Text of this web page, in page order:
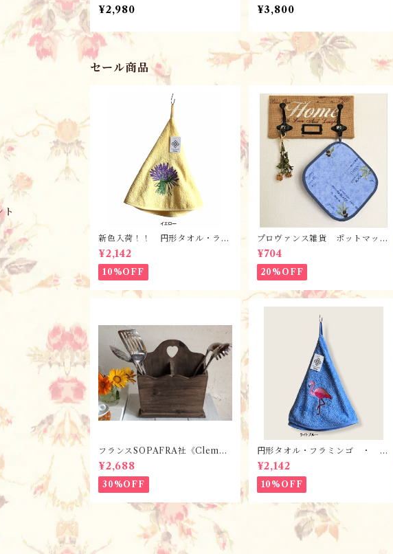
r Angélique バッグチャー
ム・キーホルダー・パワース
トーン／妖精VIEUX ROS
E・ANG23-PC004
¥2,980
Angélique バッグチャー
ム・キーホルダー ／LUMI
O-ANG02
¥3,800
セール商品
新色入荷！！ 円形タオル・ラヴ
ァンド【全６色】 / フランスT
isssus-Toselli社 フランスのお
土産
¥2,142
10%OFF
プロヴァンス雑貨 ポットマッ
ト・鍋つかみ／ オリーブ・ブル
ー/ フランス・ランソレイヤード
社
¥704
20%OFF
フランスSOPAFRA社《Clemen
tine Creation》 フレンチレト
ロ・シャビーなカトラリーボック
ス
¥2,688
30%OFF
円形タオル・フラミンゴ ・ 全
2色 / フランスTisssus-Tosel
li社 フランスのお土産
¥2,142
10%OFF